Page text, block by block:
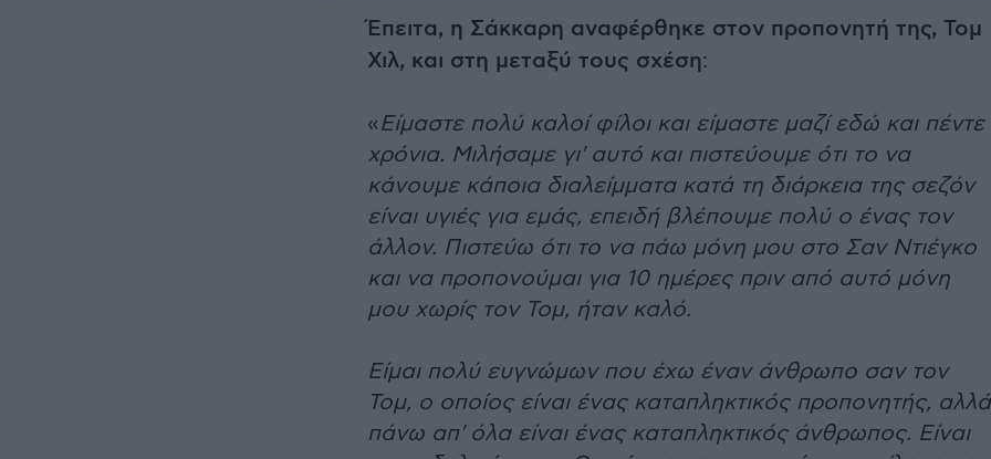
Έπειτα, η Σάκκαρη αναφέρθηκε στον προπονητή της, Τομ
Χιλ, και στη μεταξύ τους σχέση:
«Είμαστε πολύ καλοί φίλοι και είμαστε μαζί εδώ και πέντε
χρόνια. Μιλήσαμε γι' αυτό και πιστεύουμε ότι το να
κάνουμε κάποια διαλείμματα κατά τη διάρκεια της σεζόν
είναι υγιές για εμάς, επειδή βλέπουμε πολύ ο ένας τον
άλλον. Πιστεύω ότι το να πάω μόνη μου στο Σαν Ντιέγκο
και να προπονούμαι για 10 ημέρες πριν από αυτό μόνη
μου χωρίς τον Τομ, ήταν καλό.
Είμαι πολύ ευγνώμων που έχω έναν άνθρωπο σαν τον
Τομ, ο οποίος είναι ένας καταπληκτικός προπονητής, αλλά
πάνω απ' όλα είναι ένας καταπληκτικός άνθρωπος. Είναι